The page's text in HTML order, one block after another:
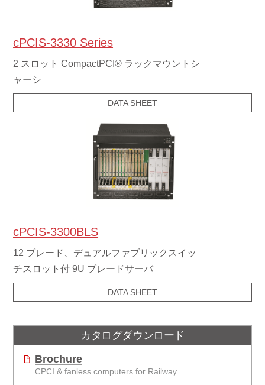
cPCIS-3330 Series
2 スロット CompactPCI® ラックマウントシ
ャーシ
DATA SHEET
cPCIS-3300BLS
12 ブレード、デュアルファブリックスイッ
チスロット付 9U ブレードサーバ
DATA SHEET
カタログダウンロード
Brochure
CPCI & fanless computers for Railway